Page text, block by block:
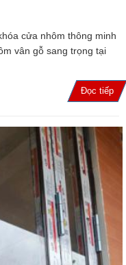
cửa nhôm thông minh
vân gỗ sang trọng tại
Đọc tiếp